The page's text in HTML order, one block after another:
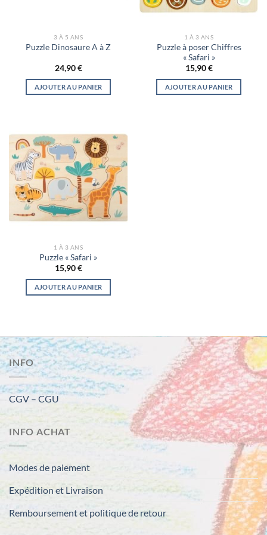
3 À 5 ANS
Puzzle Dinosaure A à Z
24,90€
AJOUTER AU PANIER
1 À 3 ANS
Puzzle à poser Chiffres
« Safari »
15,90€
AJOUTER AU PANIER
1 À 3 ANS
Puzzle « Safari »
15,90€
AJOUTER AU PANIER
INFO
CGV – CGU
INFO ACHAT
Modes de paiement
Expédition et Livraison
Remboursement et politique de retour